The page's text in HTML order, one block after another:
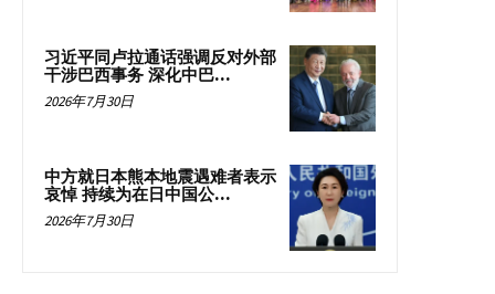
习近平同卢拉通话强调反对外部
干涉巴西事务 深化中巴...
2026年7月30日
中方就日本熊本地震遇难者表示
哀悼 持续为在日中国公...
2026年7月30日